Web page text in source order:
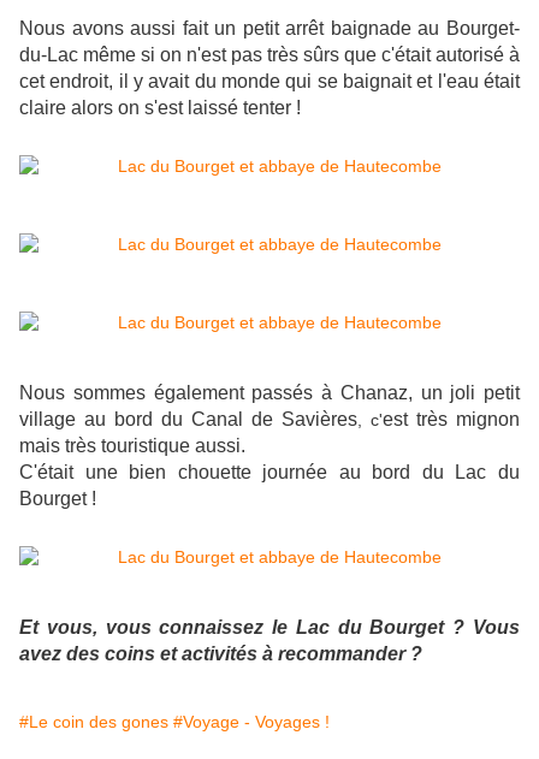
Nous avons aussi fait un petit arrêt baignade au Bourget-
du-Lac même si on n'est pas très sûrs que c'était autorisé à
cet endroit, il y avait du monde qui se baignait et l'eau était
claire alors on s'est laissé tenter !
Nous sommes également passés à Chanaz, un joli petit
village au bord du Canal de Savières , c'est très mignon
mais très touristique aussi.
C'était une bien chouette journée au bord du Lac du
Bourget !
Et vous, vous connaissez le Lac du Bourget ? Vous
avez des coins et activités à recommander ?
#Le coin des gones #Voyage - Voyages !